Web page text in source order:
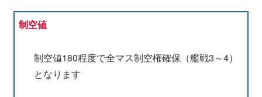
制空値
制空値180程度で全マス制空権確保（艦戦3～4）
となります